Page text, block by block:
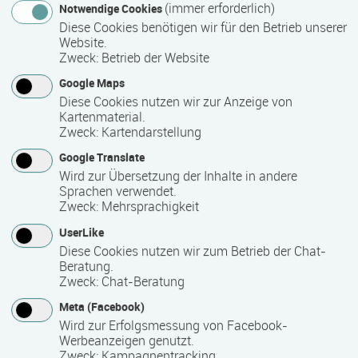
1208 Stunde(n)
Termin
Termine auf Anfrage
Bemerkungen zum Termin
Die Qualifizierung läuft in Teilzeit.
Mindest­teilnehmer­anzahl
Maximale Teilnehmerzahl
Notwendige Cookies (immer erforderlich)
Diese Cookies benötigen wir für den Betrieb unserer
Website.
Zweck: Betrieb der Website
Google Maps
Diese Cookies nutzen wir zur Anzeige von
Kartenmaterial.
Zweck: Kartendarstellung
Google Translate
Wird zur Übersetzung der Inhalte in andere
Sprachen verwendet.
Zweck: Mehrsprachigkeit
UserLike
Diese Cookies nutzen wir zum Betrieb der Chat-
Beratung.
Zweck: Chat-Beratung
Meta (Facebook)
Wird zur Erfolgsmessung von Facebook-
Werbeanzeigen genutzt.